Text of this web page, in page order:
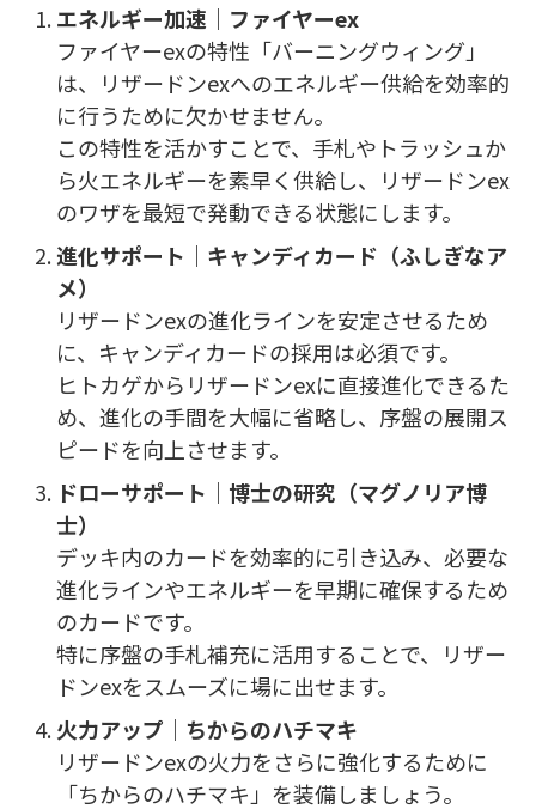
エネルギー加速｜ファイヤーex
ファイヤーexの特性「バーニングウィング」
は、リザードンexへのエネルギー供給を効率的
に行うために欠かせません。
この特性を活かすことで、手札やトラッシュか
ら火エネルギーを素早く供給し、リザードンex
のワザを最短で発動できる状態にします。
進化サポート｜キャンディカード（ふしぎなア
メ）
リザードンexの進化ラインを安定させるため
に、キャンディカードの採用は必須です。
ヒトカゲからリザードンexに直接進化できるた
め、進化の手間を大幅に省略し、序盤の展開ス
ピードを向上させます。
ドローサポート｜博士の研究（マグノリア博
士）
デッキ内のカードを効率的に引き込み、必要な
進化ラインやエネルギーを早期に確保するため
のカードです。
特に序盤の手札補充に活用することで、リザー
ドンexをスムーズに場に出せます。
火力アップ｜ちからのハチマキ
リザードンexの火力をさらに強化するために
「ちからのハチマキ」を装備しましょう。